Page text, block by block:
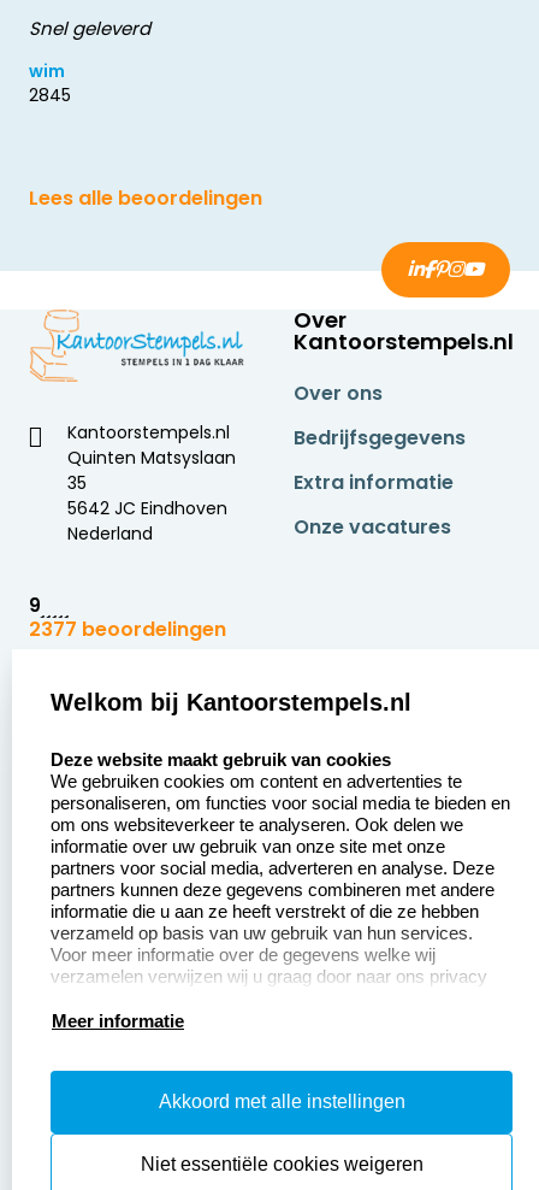
Snel geleverd
wim
2845
Lees alle beoordelingen
Kantoorstempels.nl
Quinten Matsyslaan
35
5642 JC Eindhoven
Nederland
9
2377 beoordelingen
Over
Kantoorstempels.nl
Over ons
Bedrijfsgegevens
Extra informatie
Onze vacatures
Zakelijk:
Aanvraag op maat
Betaling &
Verzending
Wederverkoper
worden
Sale
Klantenservice:
Contact opnemen
Veel gestelde vragen
Retourneren
Herroepingsrecht
Productinformatie:
Instructiepagina
Aanleverspecificaties
Safety Sheets
Welkom bij Kantoorstempels.nl
Deze website maakt gebruik van cookies
We gebruiken cookies om content en advertenties te
personaliseren, om functies voor social media te bieden en
om ons websiteverkeer te analyseren. Ook delen we
informatie over uw gebruik van onze site met onze
partners voor social media, adverteren en analyse. Deze
partners kunnen deze gegevens combineren met andere
informatie die u aan ze heeft verstrekt of die ze hebben
verzameld op basis van uw gebruik van hun services.
Voor meer informatie over de gegevens welke wij
verzamelen verwijzen wij u graag door naar ons privacy
Meer informatie
Akkoord met alle instellingen
Niet essentiële cookies weigeren